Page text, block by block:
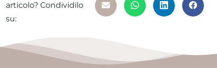
articolo? Condividilo
su: